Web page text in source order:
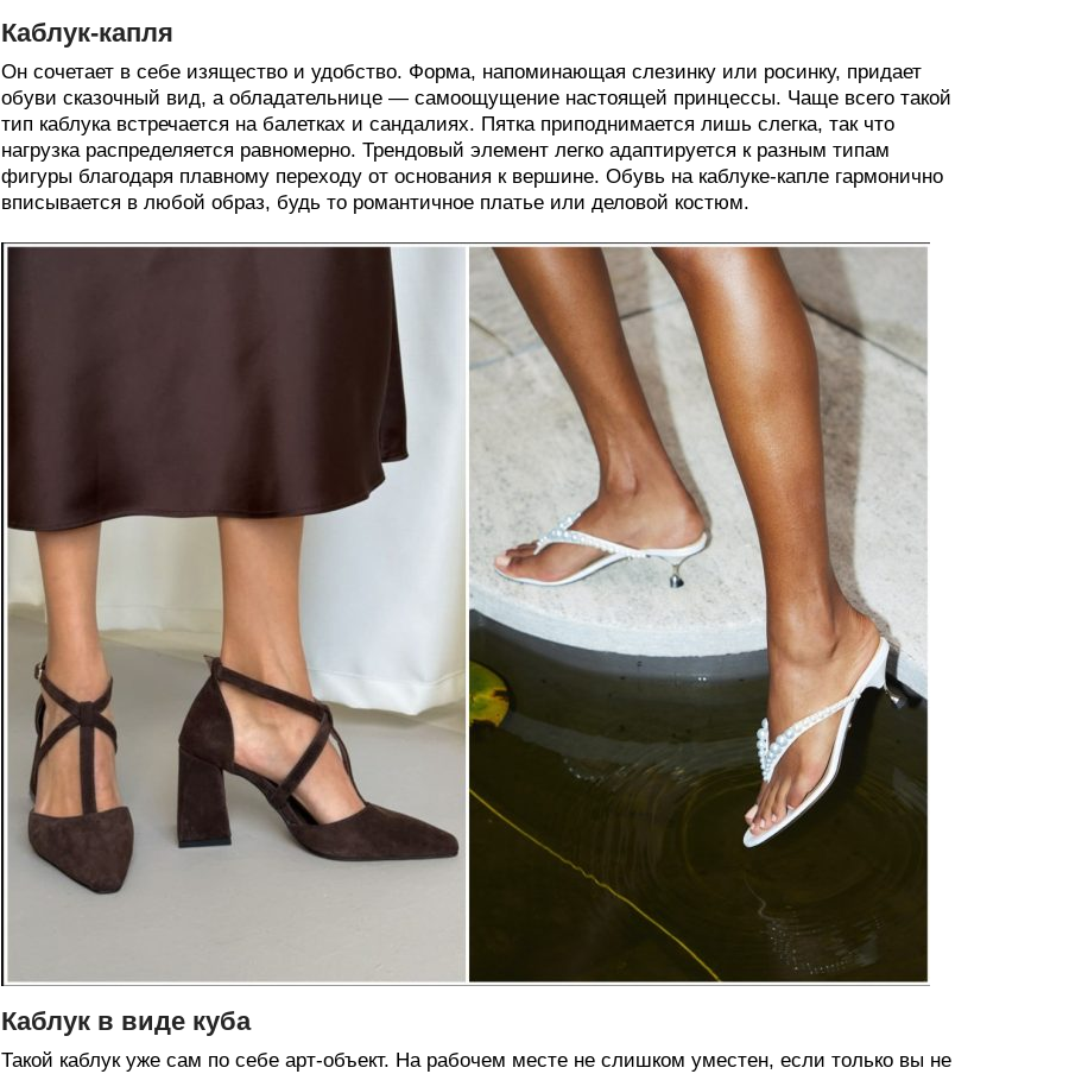
Каблук-капля
Он сочетает в себе изящество и удобство. Форма, напоминающая слезинку или росинку, придает
обуви сказочный вид, а обладательнице — самоощущение настоящей принцессы. Чаще всего такой
тип каблука встречается на балетках и сандалиях. Пятка приподнимается лишь слегка, так что
нагрузка распределяется равномерно. Трендовый элемент легко адаптируется к разным типам
фигуры благодаря плавному переходу от основания к вершине. Обувь на каблуке-капле гармонично
вписывается в любой образ, будь то романтичное платье или деловой костюм.
Каблук в виде куба
Такой каблук уже сам по себе арт-объект. На рабочем месте не слишком уместен, если только вы не